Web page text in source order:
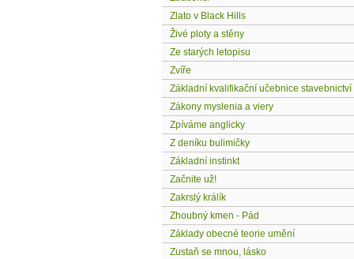
Zlato v Black Hills
Živé ploty a stěny
Ze starých letopisu
Zvíře
Základní kvalifikační učebnice stavebnictví
Zákony myslenia a viery
Zpíváme anglicky
Z deníku bulimičky
Základní instinkt
Začnite už!
Zakrslý králík
Zhoubný kmen - Pád
Základy obecné teorie umění
Zustaň se mnou, lásko